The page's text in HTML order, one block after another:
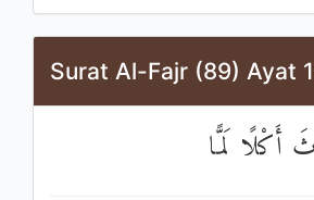
Surat Al-Fajr (89) Ayat
أَكْلًا لَمًّا